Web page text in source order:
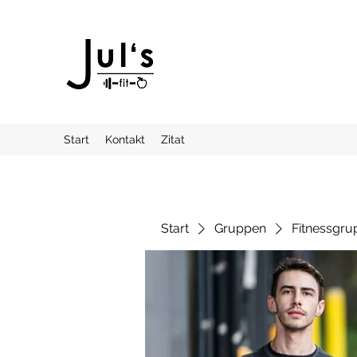
Start Kontakt Zitat
Start Gruppen